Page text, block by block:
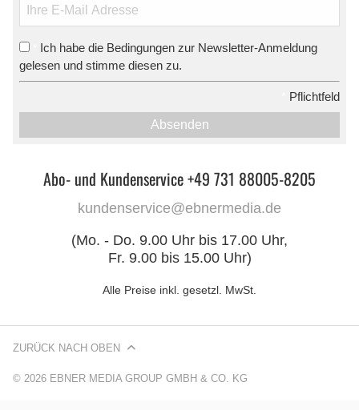
Ich habe die Bedingungen zur Newsletter-Anmeldung
gelesen und stimme diesen zu.
Pflichtfeld
Absenden
Abo- und Kundenservice +49 731 88005-8205
kundenservice@ebnermedia.de
(Mo. - Do. 9.00 Uhr bis 17.00 Uhr,
Fr. 9.00 bis 15.00 Uhr)
Alle Preise inkl. gesetzl. MwSt.
© 2026 EBNER MEDIA GROUP GMBH & CO. KG
ZURÜCK NACH OBEN